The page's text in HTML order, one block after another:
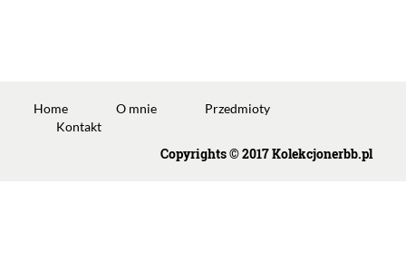
Home O mnie
Przedmioty
Kontakt
Copyrights © 2017 Kolekcjonerbb.pl